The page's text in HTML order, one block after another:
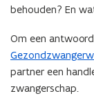
behouden? En
Om een
(
o
p
partner een
zwangerschap.